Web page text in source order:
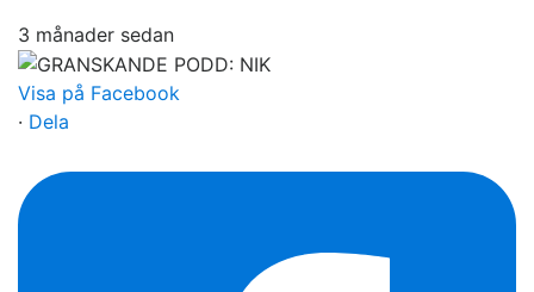
3 månader sedan
Visa på Facebook
· Dela